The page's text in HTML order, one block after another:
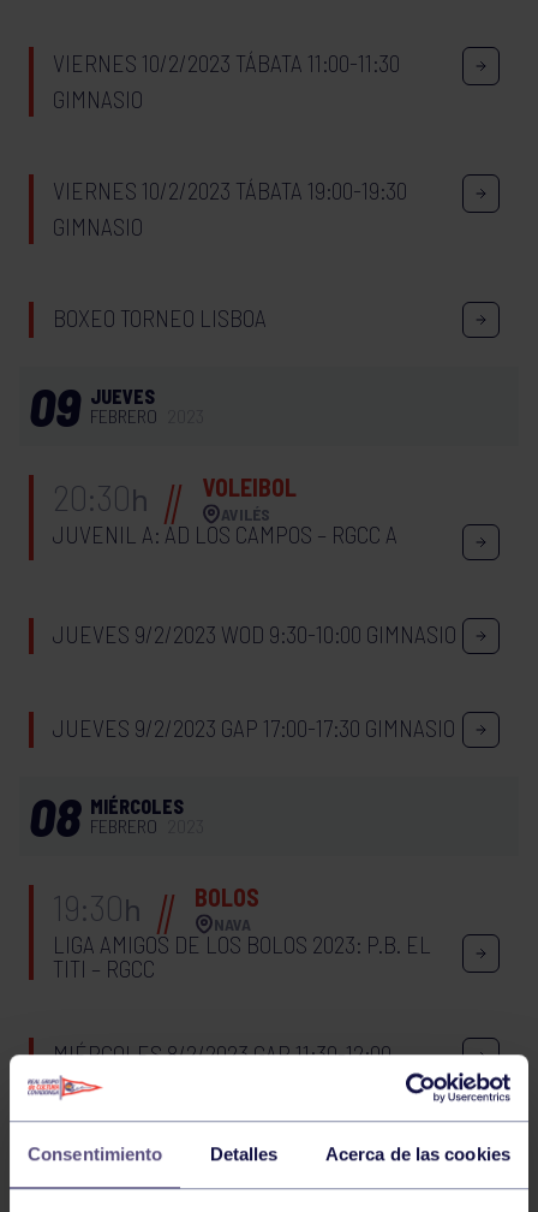
Consentimiento Detalles Acerca de las cookies
VIERNES 10/2/2023 TÁBATA 11:00-11:30
GIMNASIO
VIERNES 10/2/2023 TÁBATA 19:00-19:30
GIMNASIO
BOXEO TORNEO LISBOA
09 JUEVES
FEBRERO
20:30h VOLEIBOL
AVILÉS
JUVENIL A: AD LOS CAMPOS – RGCC A
JUEVES 9/2/2023 WOD 9:30-10:00 GIMNASIO
JUEVES 9/2/2023 GAP 17:00-17:30 GIMNASIO
08 MIÉRCOLES
FEBRERO
19:30h BOLOS
NAVA
LIGA AMIGOS DE LOS BOLOS 2023: P.B. EL
TITI – RGCC
MIÉRCOLES 8/2/2023 GAP 11:30-12:00
GIMNASIO
MIÉRCOLES 8/2/2023 CORE 18:30-19:00